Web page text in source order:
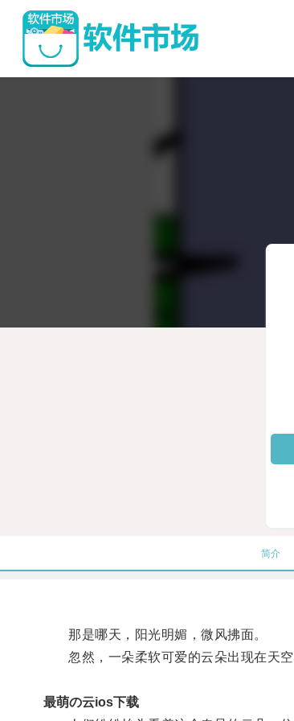
简介
那是哪天，阳光明媚，微风拂面。
忽然，一朵柔软可爱的云朵出现在天空
最萌の云ios下载